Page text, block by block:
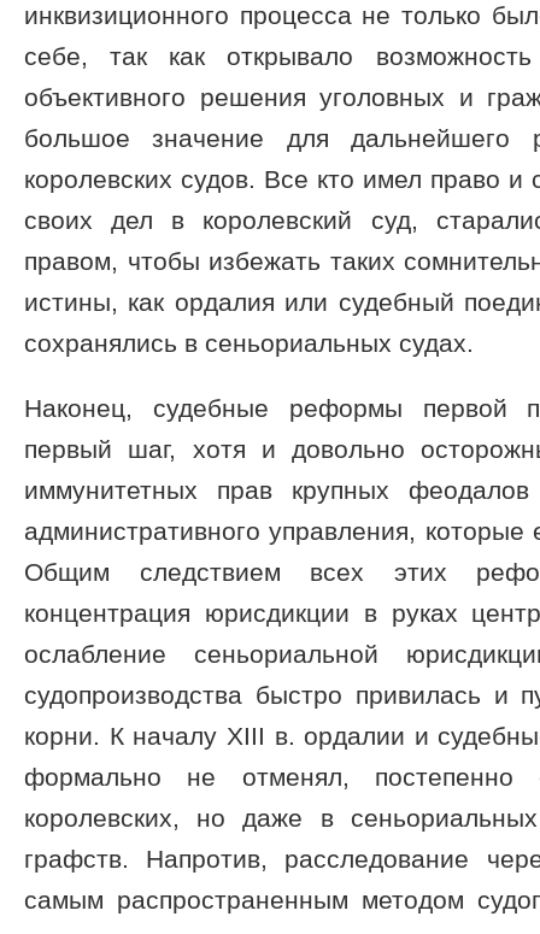
инквизиционного процесса не только
себе, так как открывало
объективного решения уголовных и
большое значение для дальнейшего
королевских судов. Все кто имел право и
своих дел в королевский суд,
правом, чтобы избежать таких
истины, как ордалия или судебный
сохранялись в сеньориальных судах.
Наконец, судебные реформы первой
первый шаг, хотя и довольно
иммунитетных прав крупных
административного управления,
Общим следствием всех этих
концентрация юрисдикции в руках
ослабление сеньориальной
судопроизводства быстро привилась и
корни. К началу XIII в. ордалии и
формально не отменял,
королевских, но даже в
графств. Напротив, расследование
самым распространенным методом